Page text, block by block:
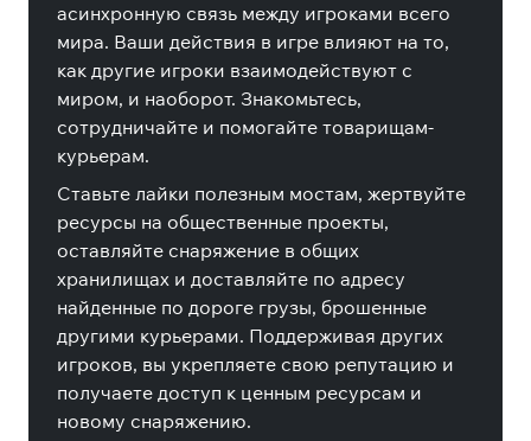
асинхронную связь между игроками всего
мира. Ваши действия в игре влияют на то,
как другие игроки взаимодействуют с
миром, и наоборот. Знакомьтесь,
сотрудничайте и помогайте товарищам-
курьерам.
Ставьте лайки полезным мостам, жертвуйте
ресурсы на общественные проекты,
оставляйте снаряжение в общих
хранилищах и доставляйте по адресу
найденные по дороге грузы, брошенные
другими курьерами. Поддерживая других
игроков, вы укрепляете свою репутацию и
получаете доступ к ценным ресурсам и
новому снаряжению.